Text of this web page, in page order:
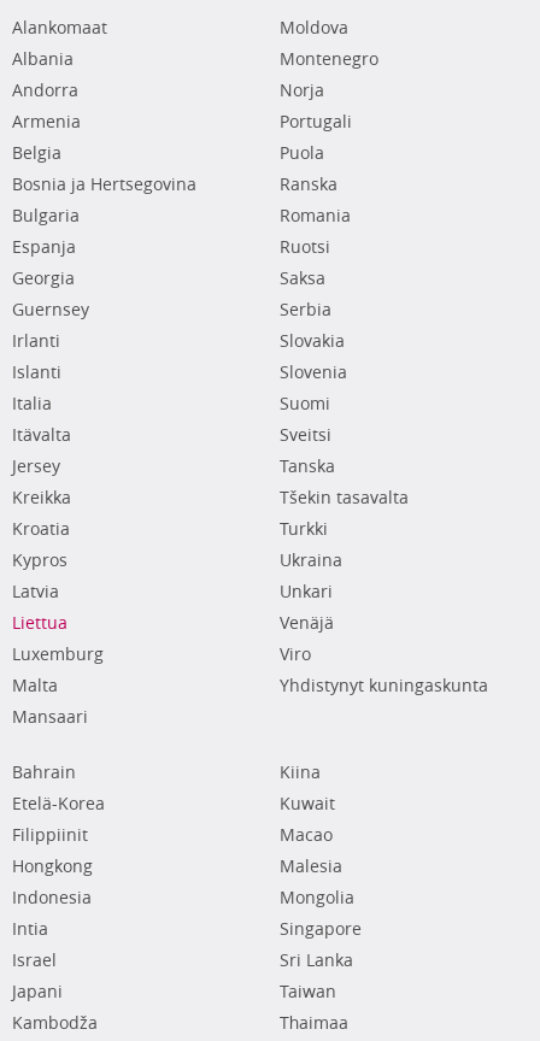
Alankomaat
Albania
Andorra
Armenia
Belgia
Bosnia ja Hertsegovina
Bulgaria
Espanja
Georgia
Guernsey
Irlanti
Islanti
Italia
Itävalta
Jersey
Kreikka
Kroatia
Kypros
Latvia
Liettua
Luxemburg
Malta
Mansaari
Moldova
Montenegro
Norja
Portugali
Puola
Ranska
Romania
Ruotsi
Saksa
Serbia
Slovakia
Slovenia
Suomi
Sveitsi
Tanska
Tšekin tasavalta
Turkki
Ukraina
Unkari
Venäjä
Viro
Yhdistynyt kuningaskunta
Bahrain
Etelä-Korea
Filippiinit
Hongkong
Indonesia
Intia
Israel
Japani
Kambodža
Kiina
Kuwait
Macao
Malesia
Mongolia
Singapore
Sri Lanka
Taiwan
Thaimaa